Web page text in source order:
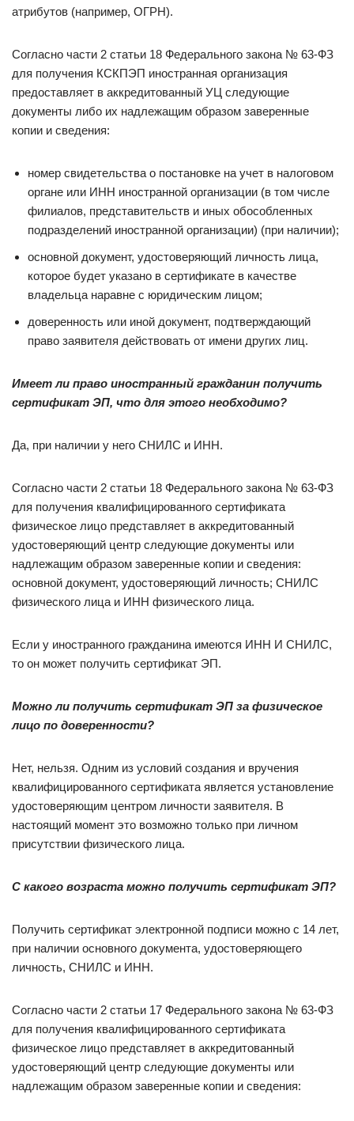
атрибутов (например, ОГРН).
Согласно части 2 статьи 18 Федерального закона № 63-ФЗ
для получения КСКПЭП иностранная организация
предоставляет в аккредитованный УЦ следующие
документы либо их надлежащим образом заверенные
копии и сведения:
номер свидетельства о постановке на учет в налоговом
органе или ИНН иностранной организации (в том числе
филиалов, представительств и иных обособленных
подразделений иностранной организации) (при наличии);
основной документ, удостоверяющий личность лица,
которое будет указано в сертификате в качестве
владельца наравне с юридическим лицом;
доверенность или иной документ, подтверждающий
право заявителя действовать от имени других лиц.
Имеет ли право иностранный гражданин получить
сертификат ЭП, что для этого необходимо?
Да, при наличии у него СНИЛС и ИНН.
Согласно части 2 статьи 18 Федерального закона № 63-ФЗ
для получения квалифицированного сертификата
физическое лицо представляет в аккредитованный
удостоверяющий центр следующие документы или
надлежащим образом заверенные копии и сведения:
основной документ, удостоверяющий личность; СНИЛС
физического лица и ИНН физического лица.
Если у иностранного гражданина имеются ИНН И СНИЛС,
то он может получить сертификат ЭП.
Можно ли получить сертификат ЭП за физическое
лицо по доверенности?
Нет, нельзя. Одним из условий создания и вручения
квалифицированного сертификата является установление
удостоверяющим центром личности заявителя. В
настоящий момент это возможно только при личном
присутствии физического лица.
С какого возраста можно получить сертификат ЭП?
Получить сертификат электронной подписи можно с 14 лет,
при наличии основного документа, удостоверяющего
личность, СНИЛС и ИНН.
Согласно части 2 статьи 17 Федерального закона № 63-ФЗ
для получения квалифицированного сертификата
физическое лицо представляет в аккредитованный
удостоверяющий центр следующие документы или
надлежащим образом заверенные копии и сведения: